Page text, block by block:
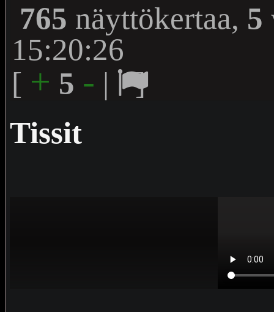
765 näyttökertaa, 5
15:20:26
[ + 5 - | ]
Tissit